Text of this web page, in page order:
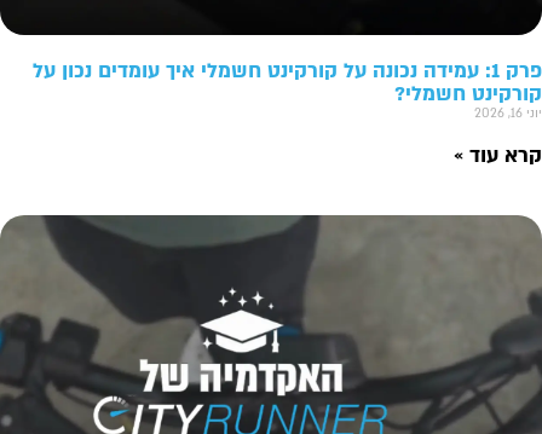
פרק 1: עמידה נכונה על קורקינט חשמלי איך עומדים נכון על
קורקינט חשמלי?
יוני 16, 2026
קרא עוד »